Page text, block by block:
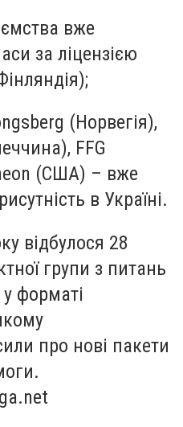
вже
за ліцензією
(Норвегія),
FFG
(США) – вже
в Україні.
відбулося 28
групи з питань
форматі
про нові пакети